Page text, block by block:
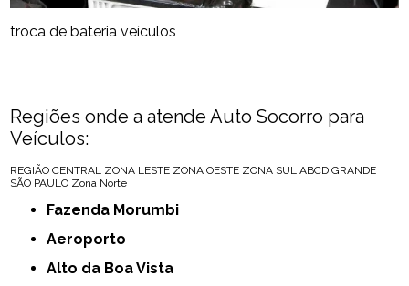
troca de bateria veículos
Regiões onde a atende Auto Socorro para
Veículos:
REGIÃO CENTRAL ZONA LESTE ZONA OESTE ZONA SUL ABCD GRANDE
SÃO PAULO Zona Norte
Fazenda Morumbi
Aeroporto
Alto da Boa Vista